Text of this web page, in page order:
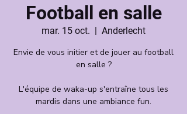
Football en salle
mar. 15 oct.
  |
Anderlecht
Envie de vous initier et de jouer au football
en salle ?
L'équipe de waka-up s'entraîne tous les